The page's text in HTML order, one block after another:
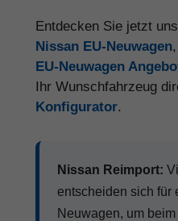
Entdecken Sie jetzt
Nissan EU-Neuwagen
EU-Neuwagen
Ihr Wunschfahrzeug
Konfigurator.
Nissan Reimport:
entscheiden sich für
Neuwagen, um